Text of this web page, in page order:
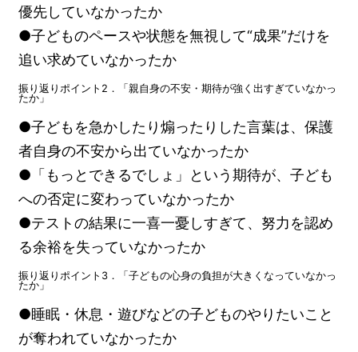
優先していなかったか
●子どものペースや状態を無視して“成果”だけを
追い求めていなかったか
振り返りポイント2．「親自身の不安・期待が強く出すぎていなかっ
たか」
●子どもを急かしたり煽ったりした言葉は、保護
者自身の不安から出ていなかったか
●「もっとできるでしょ」という期待が、子ども
への否定に変わっていなかったか
●テストの結果に一喜一憂しすぎて、努力を認め
る余裕を失っていなかったか
振り返りポイント3．「子どもの心身の負担が大きくなっていなかっ
たか」
●睡眠・休息・遊びなどの子どものやりたいこと
が奪われていなかったか